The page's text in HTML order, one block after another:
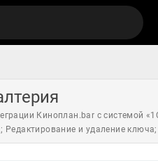
Киноплан.bar с системой
Редактирование и удаление